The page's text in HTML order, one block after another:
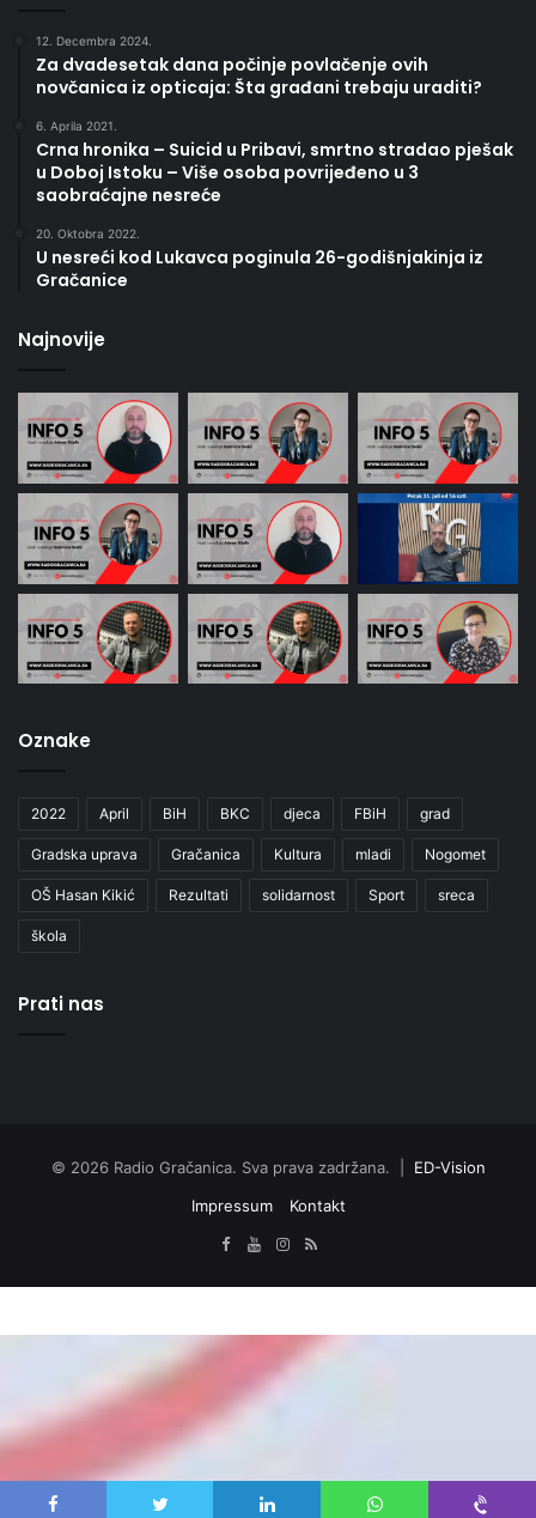
12. Decembra 2024.
Za dvadesetak dana počinje povlačenje ovih
novčanica iz opticaja: Šta građani trebaju uraditi?
6. Aprila 2021.
Crna hronika – Suicid u Pribavi, smrtno stradao pješak
u Doboj Istoku – Više osoba povrijeđeno u 3
saobraćajne nesreće
20. Oktobra 2022.
U nesreći kod Lukavca poginula 26-godišnjakinja iz
Gračanice
Najnovije
Oznake
2022 April BiH BKC djeca FBiH grad
Gradska uprava Gračanica Kultura mladi Nogomet
OŠ Hasan Kikić Rezultati solidarnost Sport sreca
škola
Prati nas
© 2026 Radio Gračanica. Sva prava zadržana. | ED-Vision
Impressum
Kontakt